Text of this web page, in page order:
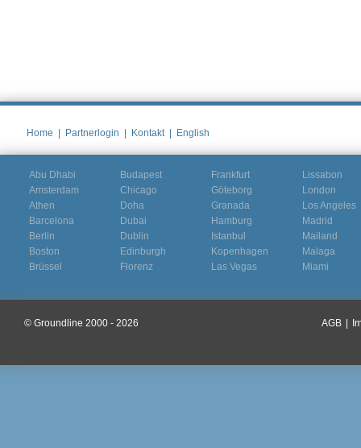
Home Partnerlogin Kontakt English
Abu Dhabi
Amsterdam
Athen
Barcelona
Berlin
Boston
Brüssel
Budapest
Chicago
Doha
Dubai
Dublin
Edinburgh
Florenz
Frankfurt
Göteborg
Granada
Hamburg
Istanbul
Kopenhagen
Las Vegas
Lissabon
London
Los Angeles
Madrid
Mailand
Malaga
Miami
© Groundline 2000 - 2026 AGB